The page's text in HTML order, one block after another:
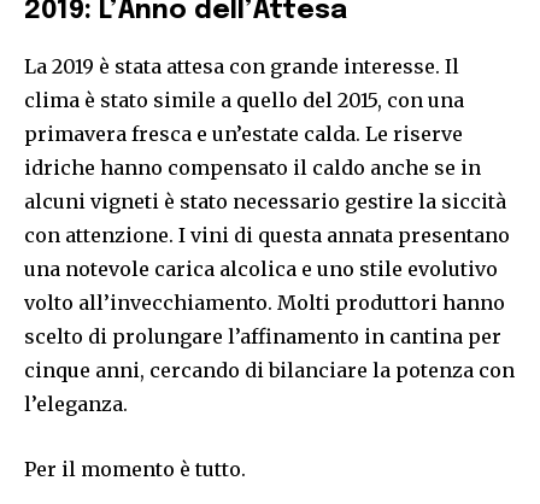
2019: L’Anno dell’Attesa
La 2019 è stata attesa con grande interesse. Il
clima è stato simile a quello del 2015, con una
primavera fresca e un’estate calda. Le riserve
idriche hanno compensato il caldo anche se in
alcuni vigneti è stato necessario gestire la siccità
con attenzione. I vini di questa annata presentano
una notevole carica alcolica e uno stile evolutivo
volto all’invecchiamento. Molti produttori hanno
scelto di prolungare l’affinamento in cantina per
cinque anni, cercando di bilanciare la potenza con
l’eleganza.
Per il momento è tutto.